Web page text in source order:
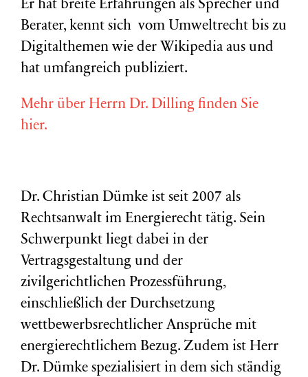
Er hat breite Erfahrungen als Sprecher und
Berater, kennt sich vom Umweltrecht bis zu
Digitalthemen wie der Wikipedia aus und
hat umfangreich publiziert.
Mehr über Herrn Dr. Dilling finden Sie
hier.
Dr. Christian Dümke ist seit 2007 als
Rechtsanwalt im Energierecht tätig. Sein
Schwerpunkt liegt dabei in der
Vertragsgestaltung und der
zivilgerichtlichen Prozessführung,
einschließlich der Durchsetzung
wettbewerbsrechtlicher Ansprüche mit
energierechtlichem Bezug. Zudem ist Herr
Dr. Dümke spezialisiert in dem sich ständig